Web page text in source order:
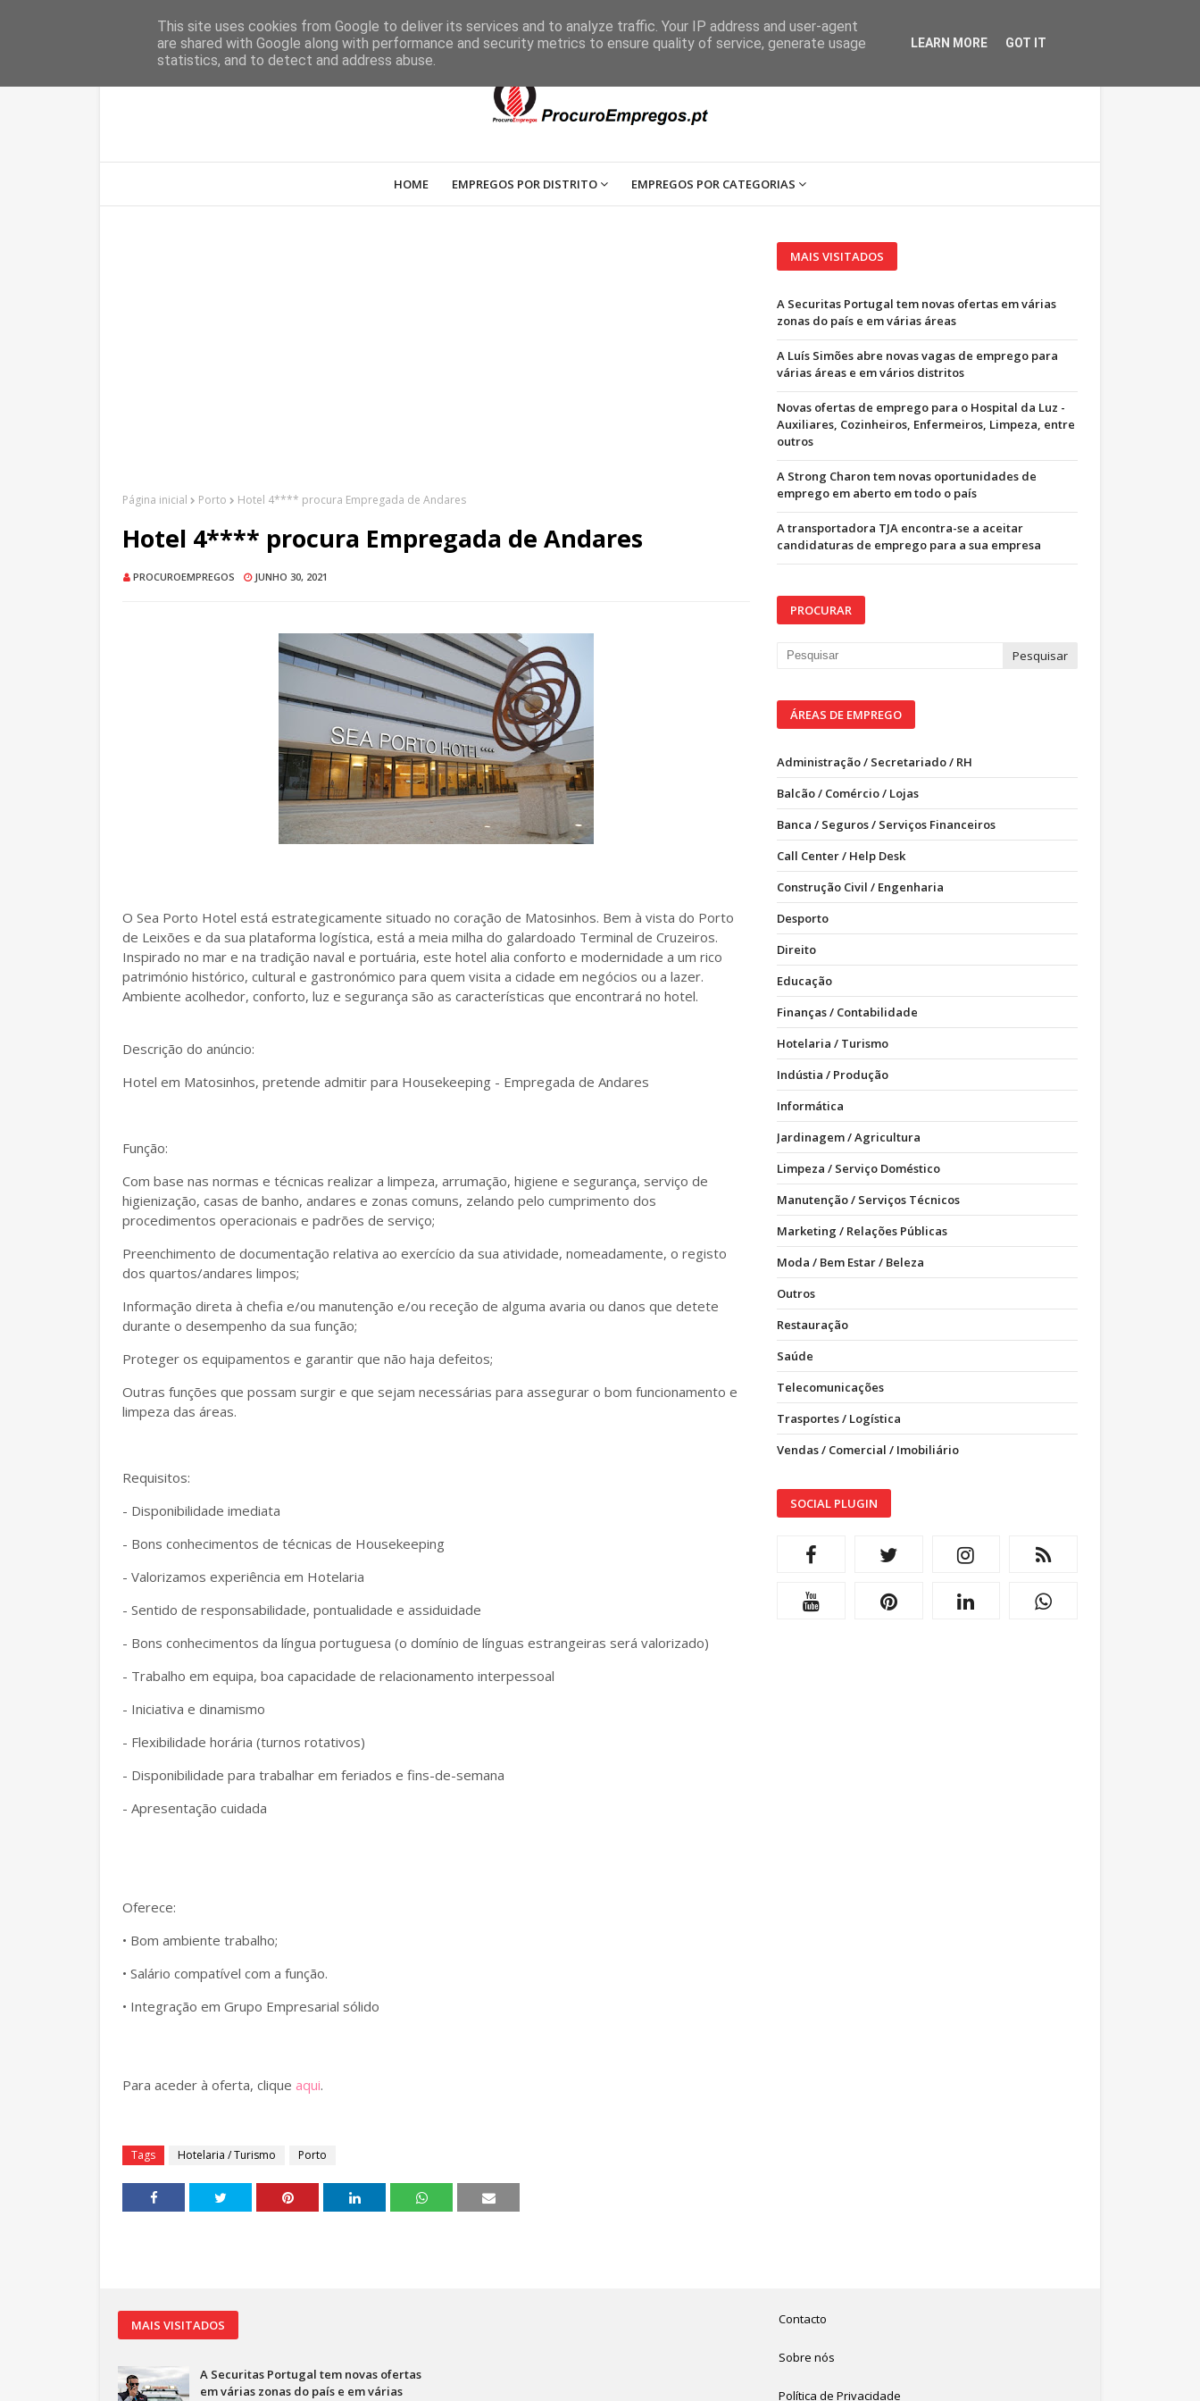
HOME EMPREGOS POR DISTRITO EMPREGOS POR CATEGORIAS
Página inicial Porto Hotel 4**** procura Empregada de Andares
Hotel 4**** procura Empregada de Andares
PROCUROEMPREGOS JUNHO 30, 2021
O Sea Porto Hotel está estrategicamente situado no coração de Matosinhos. Bem à vista do Porto
de Leixões e da sua plataforma logística, está a meia milha do galardoado Terminal de Cruzeiros.
Inspirado no mar e na tradição naval e portuária, este hotel alia conforto e modernidade a um rico
património histórico, cultural e gastronómico para quem visita a cidade em negócios ou a lazer.
Ambiente acolhedor, conforto, luz e segurança são as características que encontrará no hotel.
Descrição do anúncio:
Hotel em Matosinhos, pretende admitir para Housekeeping - Empregada de Andares
Função:
Com base nas normas e técnicas realizar a limpeza, arrumação, higiene e segurança, serviço de
higienização, casas de banho, andares e zonas comuns, zelando pelo cumprimento dos
procedimentos operacionais e padrões de serviço;
Preenchimento de documentação relativa ao exercício da sua atividade, nomeadamente, o registo
dos quartos/andares limpos;
Informação direta à chefia e/ou manutenção e/ou receção de alguma avaria ou danos que detete
durante o desempenho da sua função;
Proteger os equipamentos e garantir que não haja defeitos;
Outras funções que possam surgir e que sejam necessárias para assegurar o bom funcionamento e
limpeza das áreas.
Requisitos:
- Disponibilidade imediata
- Bons conhecimentos de técnicas de Housekeeping
- Valorizamos experiência em Hotelaria
- Sentido de responsabilidade, pontualidade e assiduidade
- Bons conhecimentos da língua portuguesa (o domínio de línguas estrangeiras será valorizado)
- Trabalho em equipa, boa capacidade de relacionamento interpessoal
- Iniciativa e dinamismo
- Flexibilidade horária (turnos rotativos)
- Disponibilidade para trabalhar em feriados e fins-de-semana
- Apresentação cuidada
Oferece:
• Bom ambiente trabalho;
• Salário compatível com a função.
• Integração em Grupo Empresarial sólido
Para aceder à oferta, clique aqui.
Tags Hotelaria / Turismo Porto
MAIS VISITADOS
A Securitas Portugal tem novas ofertas em várias
zonas do país e em várias áreas
A Luís Simões abre novas vagas de emprego para
várias áreas e em vários distritos
Novas ofertas de emprego para o Hospital da Luz -
Auxiliares, Cozinheiros, Enfermeiros, Limpeza, entre
outros
A Strong Charon tem novas oportunidades de
emprego em aberto em todo o país
A transportadora TJA encontra-se a aceitar
candidaturas de emprego para a sua empresa
PROCURAR
ÁREAS DE EMPREGO
Administração / Secretariado / RH
Balcão / Comércio / Lojas
Banca / Seguros / Serviços Financeiros
Call Center / Help Desk
Construção Civil / Engenharia
Desporto
Direito
Educação
Finanças / Contabilidade
Hotelaria / Turismo
Indústia / Produção
Informática
Jardinagem / Agricultura
Limpeza / Serviço Doméstico
Manutenção / Serviços Técnicos
Marketing / Relações Públicas
Moda / Bem Estar / Beleza
Outros
Restauração
Saúde
Telecomunicações
Trasportes / Logística
Vendas / Comercial / Imobiliário
SOCIAL PLUGIN
MAIS VISITADOS
A Securitas Portugal tem novas ofertas
em várias zonas do país e em várias
Contacto
Sobre nós
Política de Privacidade
This site uses cookies from Google to deliver its services and to analyze traffic. Your IP address and user-agent
are shared with Google along with performance and security metrics to ensure quality of service, generate usage
statistics, and to detect and address abuse.
LEARN MORE GOT IT